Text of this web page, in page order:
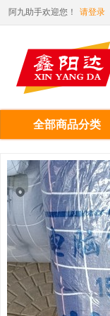
阿九助手欢迎您！ 请登录
全部商品分类